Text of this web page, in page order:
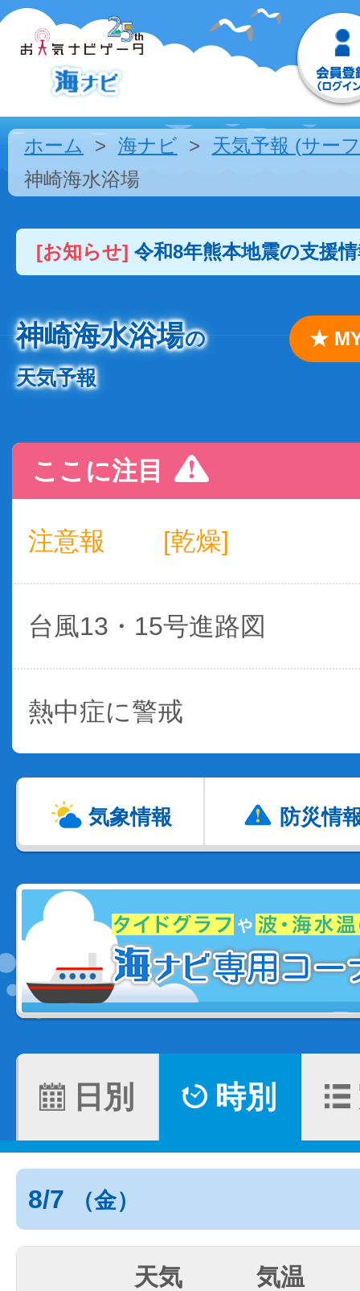
ホーム 海ナビ
天気予報 (サー
神崎海水浴場
[お知らせ] 令和8年熊本地震の支援
神崎海水浴場の
天気予報
★
ここに注目
注意報 [乾燥]
台風13・15号進路図
熱中症に警戒
気象情報 防災情
日別 時別
8/7 （金）
天気 気温